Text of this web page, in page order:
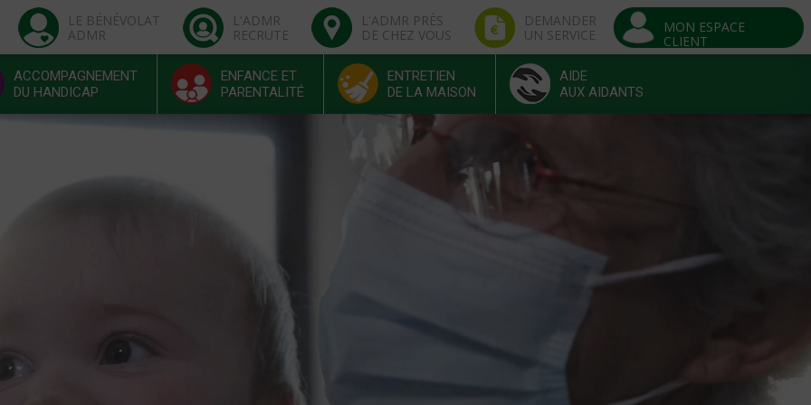
LE BÉNÉVOLAT
ADMR
L'ADMR
RECRUTE
L'ADMR PRÈS
DE CHEZ VOUS
DEMANDER
UN SERVICE
MON ESPACE
CLIENT
ACCOMPAGNEMENT
DU HANDICAP
ENFANCE ET
PARENTALITÉ
ENTRETIEN
DE LA MAISON
AIDE
AUX AIDANTS